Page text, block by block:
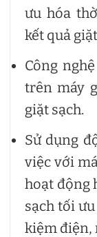
ưu hóa
kết quả
Công
trên máy
giặt sạch.
Sử dụng
việc với
hoạt động
sạch tối
kiệm điện,